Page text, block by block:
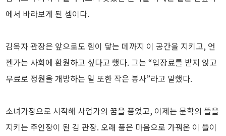
에서 바라보게 된 셈이다.
김옥자 관장은 앞으로도 힘이 닿는 데까지 이 공간을 지키고, 언
젠가는 사회에 환원하고 싶다고 했다. 그는 “입장료를 받지 않고
무료로 정원을 개방하는 일 또한 작은 봉사”라고 말했다.
소녀가장으로 시작해 사업가의 꿈을 품었고, 이제는 문학의 뜰을
지키는 주인장이 된 김 관장. 오래 품은 마음으로 가꿔온 이 뜰이